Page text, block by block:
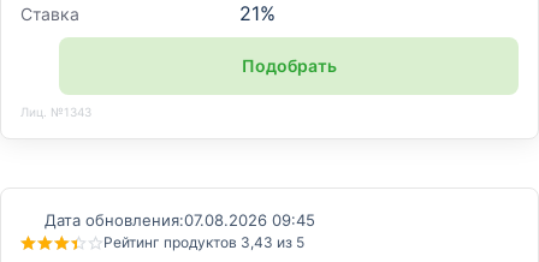
Ставка 21%
Подобрать
Лиц. №1343
Дата обновления:07.08.2026 09:45
Рейтинг продуктов 3,43 из 5